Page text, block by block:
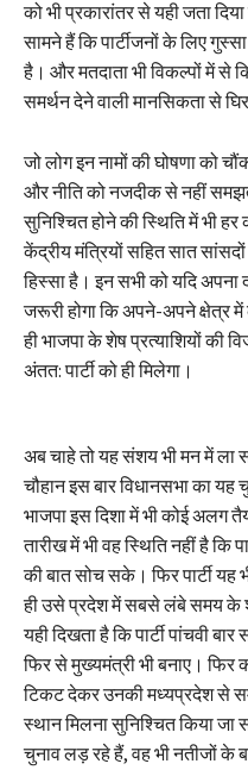
को भी प्रकारांतर से यही जता
सामने हैं कि पार्टीजनों के लिए
है। और मतदाता भी विकल्पों में से
समर्थन देने वाली मानसिकता से
जो लोग इन नामों की घोषणा को
और नीति को नजदीक से नहीं
सुनिश्चित होने की स्थिति में भी
केंद्रीय मंत्रियों सहित सात
हिस्सा है। इन सभी को यदि
जरूरी होगा कि अपने-अपने
ही भाजपा के शेष प्रत्याशियों की
अंतत: पार्टी को ही मिलेगा।
अब चाहे तो यह संशय भी मन में ला
चौहान इस बार विधानसभा का
भाजपा इस दिशा में भी कोई अलग
तारीख में भी वह स्थिति नहीं है कि
की बात सोच सके। फिर पार्टी
ही उसे प्रदेश में सबसे लंबे समय के
यही दिखता है कि पार्टी पांचवी
फिर से मुख्यमंत्री भी बनाए। फिर
टिकट देकर उनकी मध्यप्रदेश से
स्थान मिलना सुनिश्चित किया
चुनाव लड़ रहे हैं, वह भी नतीजों के